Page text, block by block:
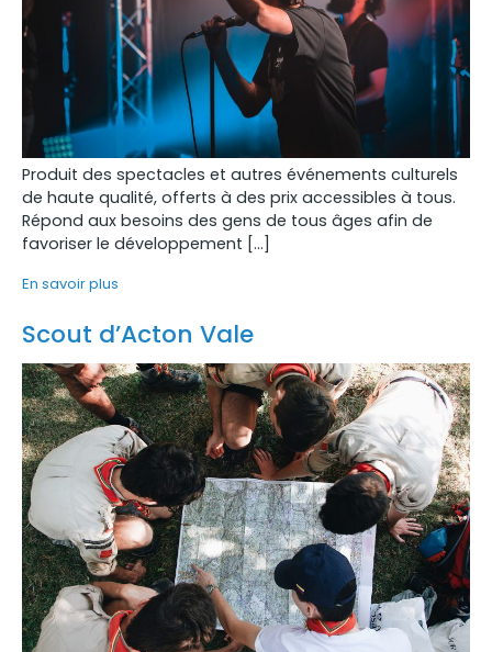
Produit des spectacles et autres événements culturels
de haute qualité, offerts à des prix accessibles à tous.
Répond aux besoins des gens de tous âges afin de
favoriser le développement […]
En savoir plus
Scout d’Acton Vale